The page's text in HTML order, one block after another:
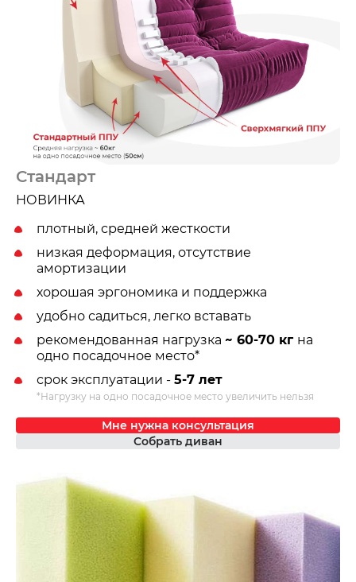
Стандарт
НОВИНКА
плотный, средней жесткости
низкая деформация, отсутствие
амортизации
хорошая эргономика и поддержка
удобно садиться, легко вставать
рекомендованная нагрузка ~ 60-70 кг на
одно посадочное место*
срок эксплуатации - 5-7 лет
*Нагрузку на одно посадочное место увеличить нельзя
Мне нужна консультация
Собрать диван